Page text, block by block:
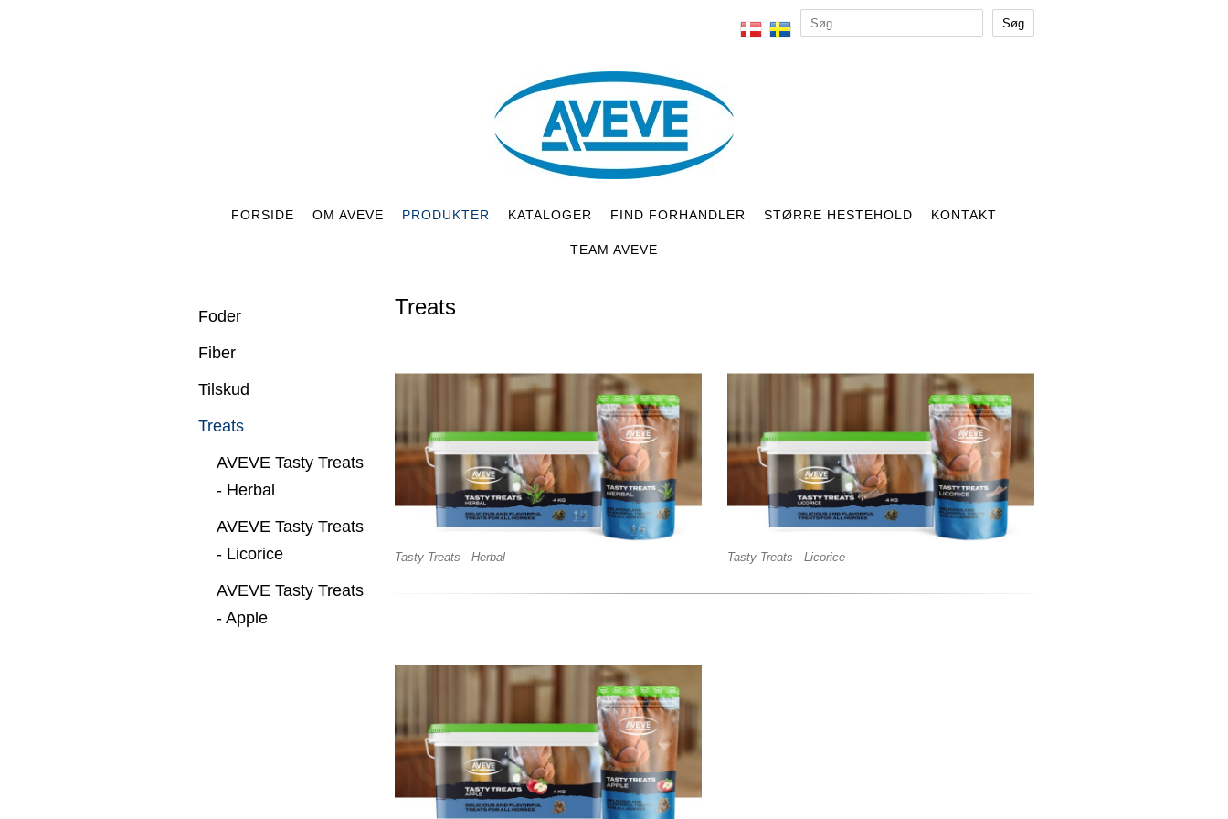
FORSIDE OM AVEVE PRODUKTER KATALOGER FIND FORHANDLER STØRRE HESTEHOLD KONTAKT
TEAM AVEVE
Foder
Fiber
Tilskud
Treats
AVEVE Tasty Treats
- Herbal
AVEVE Tasty Treats
- Licorice
AVEVE Tasty Treats
- Apple
Treats
Tasty Treats - Herbal Tasty Treats - Licorice